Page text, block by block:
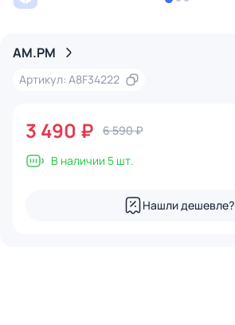
AM.PM
Артикул: A8F34222
3 490 ₽ 6 590 ₽
В наличии 5 шт.
Нашли дешевле?